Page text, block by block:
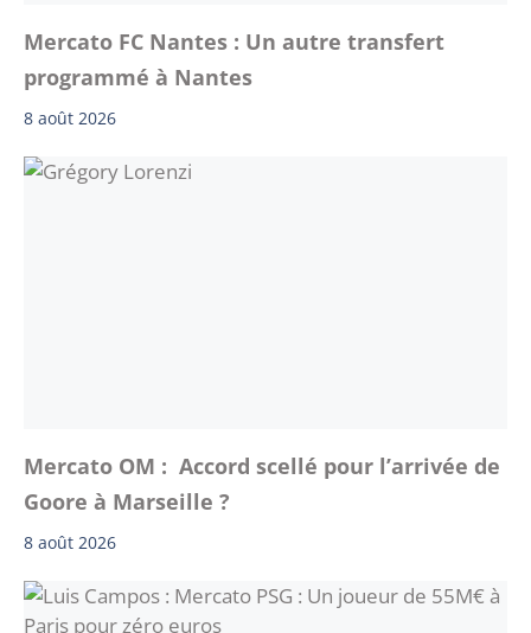
Mercato FC Nantes : Un autre transfert
programmé à Nantes
8 août 2026
Mercato OM : Accord scellé pour l’arrivée de
Goore à Marseille ?
8 août 2026